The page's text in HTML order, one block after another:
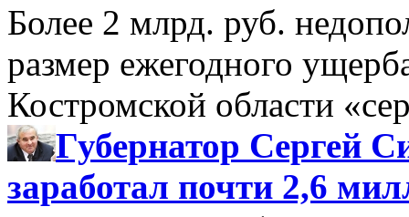
Более 2 млрд. руб.
размер ежегодного
Костромской области
Губернатор Сергей
заработал почти 2,6